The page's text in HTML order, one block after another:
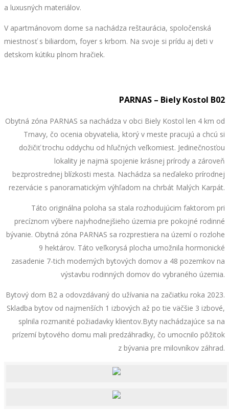
a luxusných materiálov.
V apartmánovom dome sa nachádza reštaurácia, spoločenská
miestnosť s biliardom, foyer s krbom. Na svoje si prídu aj deti v
detskom kútiku plnom hračiek.
PARNAS – Biely Kostol B02
Obytná zóna PARNAS sa nachádza v obci Biely Kostol len 4 km od
Trnavy, čo ocenia obyvatelia, ktorý v meste pracujú a chcú si
dožičiť trochu oddychu od hľučných veľkomiest. Jedinečnosťou
lokality je najmä spojenie krásnej prírody a zároveň
bezprostrednej blízkosti mesta. Nachádza sa neďaleko prírodnej
rezervácie s panoramatickým výhľadom na chrbát Malých Karpát.
Táto originálna poloha sa stala rozhodujúcim faktorom pri
precíznom výbere najvhodnejšieho územia pre pokojné rodinné
bývanie. Obytná zóna PARNAS sa rozprestiera na území o rozlohe
9 hektárov. Táto veľkorysá plocha umožnila hormonické
zasadenie 7-tich moderných bytových domov a 48 pozemkov na
výstavbu rodinných domov do vybraného územia.
Bytový dom B2 a odovzdávaný do užívania na začiatku roka 2023.
Skladba bytov od najmenších 1 izbových až po tie väčšie 3 izbové,
splnila rozmanité požiadavky klientov.Byty nachádzajúce sa na
prízemí bytového domu mali predzáhradky, čo umocnilo pôžitok
z bývania pre milovníkov záhrad.